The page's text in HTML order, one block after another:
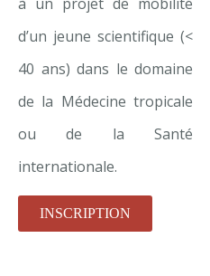
d’un jeune scientifique (<
40 ans) dans le domaine
de la Médecine tropicale
ou de la Santé
internationale.
INSCRIPTION